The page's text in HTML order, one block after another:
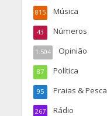
Música
815
Números
43
Opinião
1.504
Política
87
Praias & Pesca
95
Rádio
267